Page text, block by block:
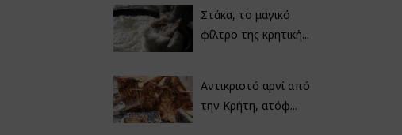
Στάκα, το μαγικό
φίλτρο της κρητική...
Αντικριστό αρνί από
την Κρήτη, ατόφ...